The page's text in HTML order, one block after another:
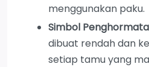
menggunakan paku.
Simbol
dibuat rendah dan
setiap tamu yang